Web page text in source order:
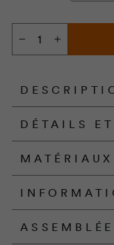
DÉTAILS
ASSEMBLÉE